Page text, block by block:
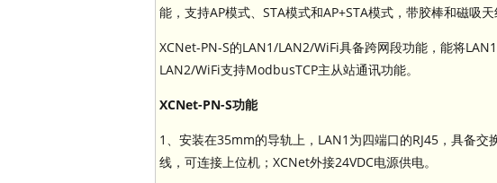
能，支持AP模式、STA模式和AP+STA模式，带胶棒和磁吸
XCNet-PN-S的LAN1/LAN2/WiFi具备跨网段功能，能将
LAN2/WiFi支持ModbusTCP主从站通讯功能。
XCNet-PN-S功能
1、安装在35mm的导轨上，LAN1为四端口的RJ45，具备
线，可连接上位机；XCNet外接24VDC电源供电。